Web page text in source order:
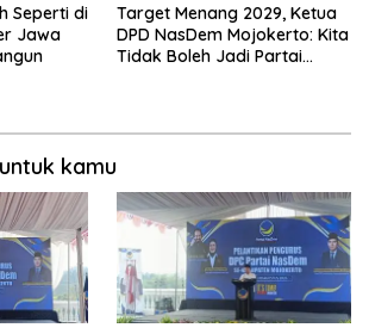
Seperti di
Jawa
Target Menang 2029, Ketua
DPD NasDem Mojokerto: Kita
Tidak Boleh Jadi Partai
kamu